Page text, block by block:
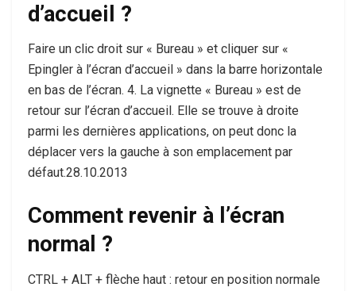
d’accueil ?
Faire un clic droit sur « Bureau » et cliquer sur «
Epingler à l’écran d’accueil » dans la barre horizontale
en bas de l’écran. 4. La vignette « Bureau » est de
retour sur l’écran d’accueil. Elle se trouve à droite
parmi les dernières applications, on peut donc la
déplacer vers la gauche à son emplacement par
défaut.28.10.2013
Comment revenir à l’écran
normal ?
CTRL + ALT + flèche haut : retour en position normale